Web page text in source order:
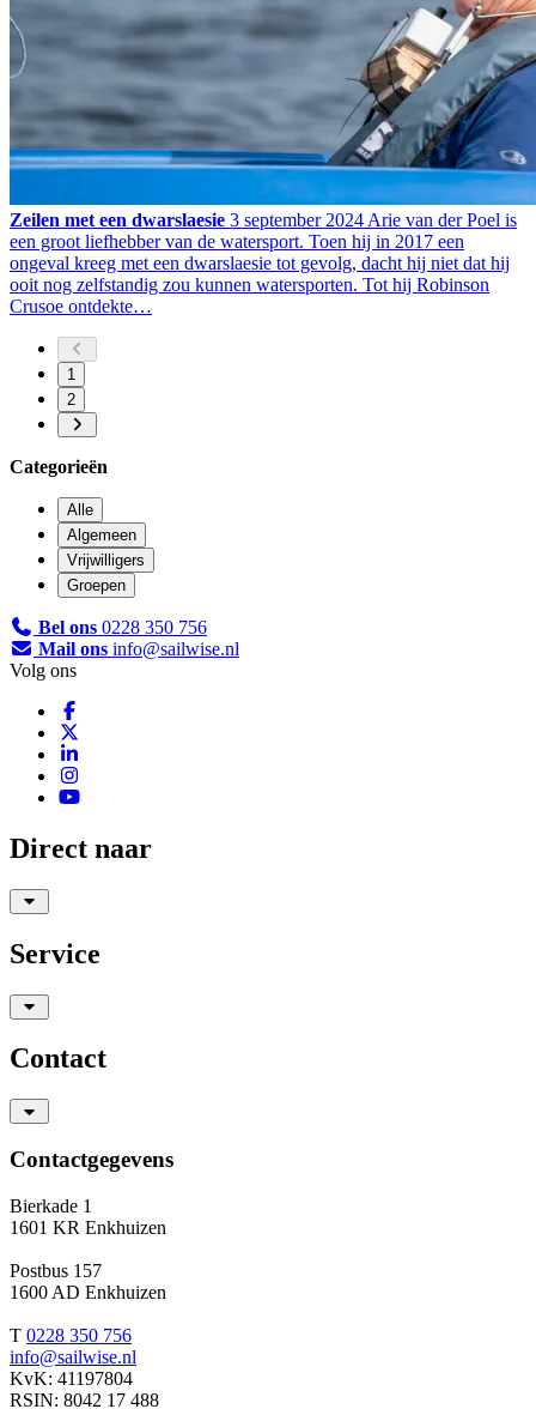
Zeilen met een dwarslaesie 3 september 2024 Arie van der Poel is
een groot liefhebber van de watersport. Toen hij in 2017 een
ongeval kreeg met een dwarslaesie tot gevolg, dacht hij niet dat hij
ooit nog zelfstandig zou kunnen watersporten. Tot hij Robinson
Crusoe ontdekte…
1
2
Categorieën
Alle
Algemeen
Vrijwilligers
Groepen
Bel ons 0228 350 756
Mail ons info@sailwise.nl
Volg ons
Direct naar
Service
Contact
Contactgegevens
Bierkade 1
1601 KR Enkhuizen
Postbus 157
1600 AD Enkhuizen
T 0228 350 756
info@sailwise.nl
KvK: 41197804
RSIN: 8042 17 488